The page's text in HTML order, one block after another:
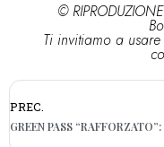
©
Ti invitiamo a
PREC.